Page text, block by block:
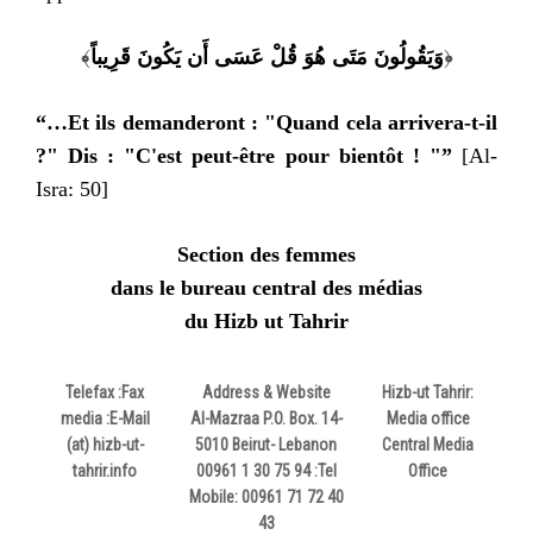
﴿وَيَقُولُونَ مَتَى هُوَ قُلْ عَسَى أَن يَكُونَ قَرِيباً﴾
“…Et ils demanderont : "Quand cela arrivera-t-il
?" Dis : "C'est peut-être pour bientôt ! "”[Al-
Isra: 50]
Section des femmes
dans le bureau central des médias
du Hizb ut Tahrir
Hizb-ut Tahrir:
Media office
Central Media
Office
Address & Website
Al-Mazraa P.O. Box. 14-
5010 Beirut- Lebanon
Tel:
00961 1 30 75 94
Mobile: 00961 71 72 40
43
Fax:
Telefax
E-Mail:
media
(at) hizb-ut-
tahrir.info